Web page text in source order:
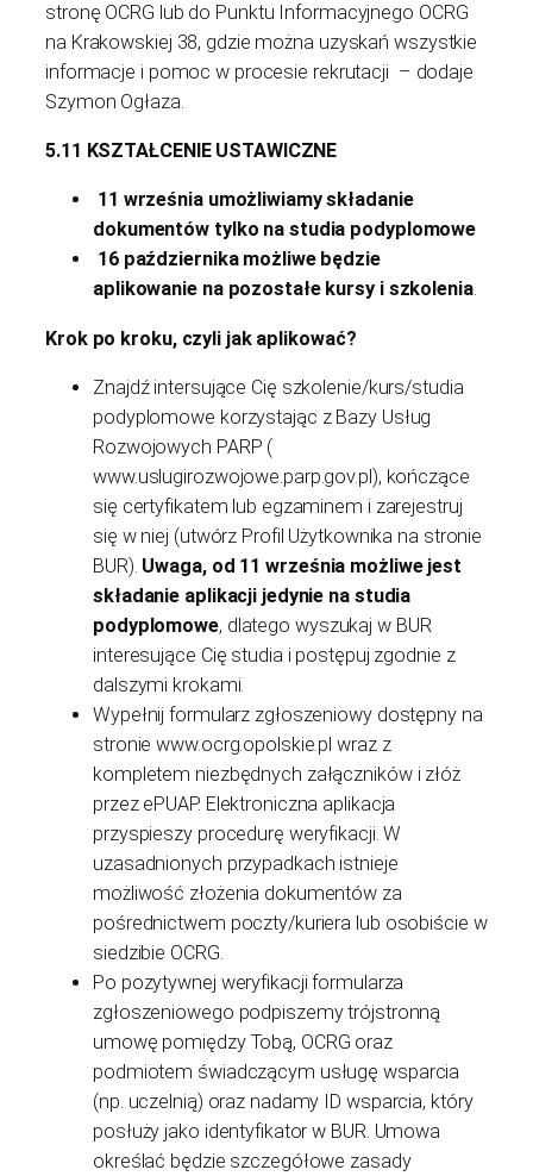
stronę OCRG lub do Punktu Informacyjnego OCRG
na Krakowskiej 38, gdzie można uzyskań wszystkie
informacje i pomoc w procesie rekrutacji – dodaje
Szymon Ogłaza.
5.11 KSZTAŁCENIE USTAWICZNE
11 września umożliwiamy składanie
dokumentów tylko na studia podyplomowe
16 października możliwe będzie
aplikowanie na pozostałe kursy i szkolenia.
Krok po kroku, czyli jak aplikować?
Znajdź intersujące Cię szkolenie/kurs/studia
podyplomowe korzystając z Bazy Usług
Rozwojowych PARP (
www.uslugirozwojowe.parp.gov.pl), kończące
się certyfikatem lub egzaminem i zarejestruj
się w niej (utwórz Profil Użytkownika na stronie
BUR). Uwaga, od 11 września możliwe jest
składanie aplikacji jedynie na studia
podyplomowe, dlatego wyszukaj w BUR
interesujące Cię studia i postępuj zgodnie z
dalszymi krokami.
Wypełnij formularz zgłoszeniowy dostępny na
stronie www.ocrg.opolskie.pl wraz z
kompletem niezbędnych załączników i złóż
przez ePUAP. Elektroniczna aplikacja
przyspieszy procedurę weryfikacji. W
uzasadnionych przypadkach istnieje
możliwość złożenia dokumentów za
pośrednictwem poczty/kuriera lub osobiście w
siedzibie OCRG.
Po pozytywnej weryfikacji formularza
zgłoszeniowego podpiszemy trójstronną
umowę pomiędzy Tobą, OCRG oraz
podmiotem świadczącym usługę wsparcia
(np. uczelnią) oraz nadamy ID wsparcia, który
posłuży jako identyfikator w BUR. Umowa
określać będzie szczegółowe zasady